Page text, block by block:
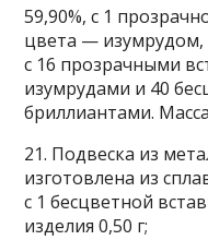
59,90%, с 1
цвета — изумрудом,
с 16 прозрачными
изумрудами и 40
бриллиантами.
21. Подвеска из
изготовлена из
с 1 бесцветной
изделия 0,50 г;